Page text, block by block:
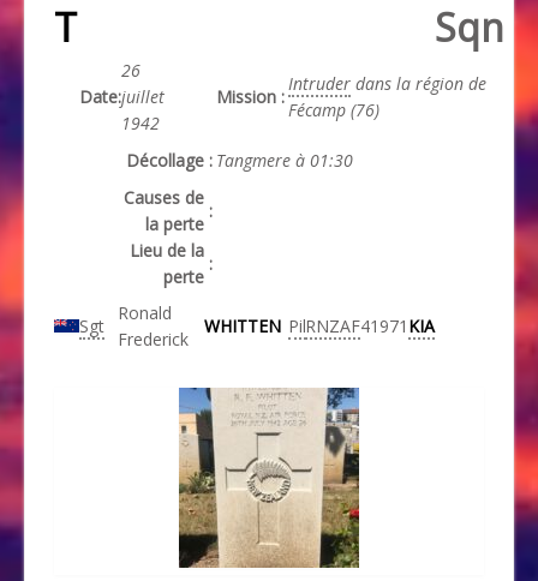
T
Sqn
Date:
26
juillet
1942
Mission :
Intruder dans la région de
Fécamp (76)
Décollage : Tangmere à 01:30
Causes de
la perte
:
Lieu de la
perte
:
Sgt
Ronald
Frederick
WHITTEN PilRNZAF41971 KIA